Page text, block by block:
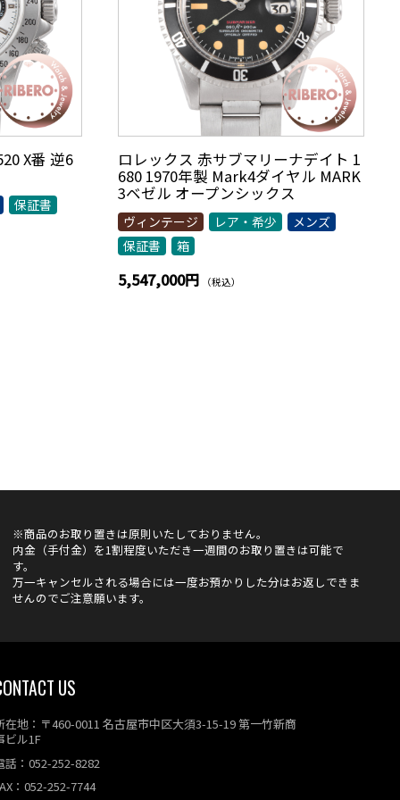
X番 逆6
保証書
ロレックス 赤サブマリーナデイト 1
680 1970年製 Mark4ダイヤル MARK
3ベゼル オープンシックス
ヴィンテージ レア・希少
メンズ
保証書
箱
5,547,000円 （税込）
※商品のお取り置きは原則いたしておりません。
内金（手付金）を1割程度いただき一週間のお取り置きは可能で
す。
万一キャンセルされる場合には一度お預かりした分はお返しできま
せんのでご注意願います。
US
在地：〒460-0011 名古屋市中区大須3-15-19 第一竹新商
ビル1F
話：052-252-8282
：052-252-7744